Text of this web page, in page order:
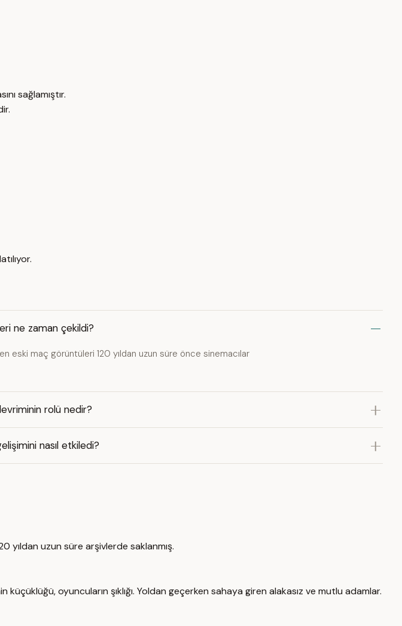
sağlamıştır.
ne zaman çekildi?
eski maç görüntüleri 120 yıldan uzun süre önce sinemacılar
rolü nedir?
nasıl etkiledi?
yıldan uzun süre arşivlerde saklanmış.
oyuncuların şıklığı. Yoldan geçerken sahaya giren alakasız ve mutlu adamlar.